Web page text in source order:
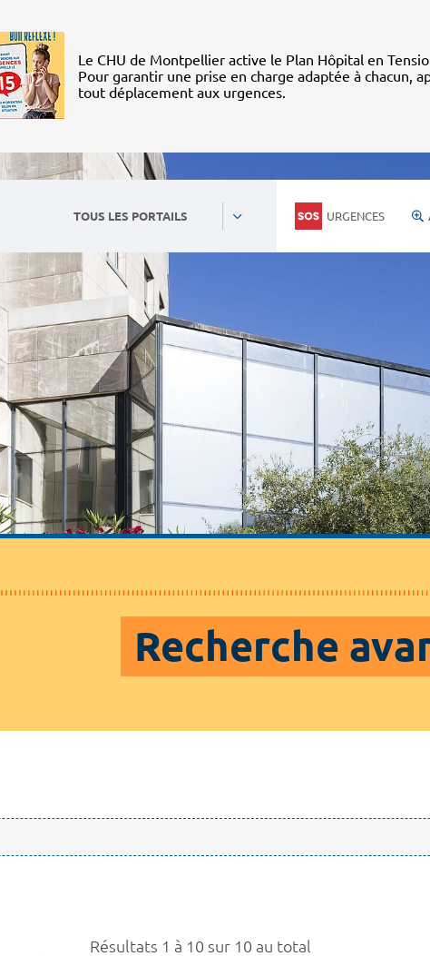
Le CHU de Montpellier active le Plan Hôpital en
Pour garantir une prise en charge adaptée à chacun,
tout déplacement aux urgences.
TOUS LES PORTAILS URGENCES
Recherche
Résultats 1 à 10 sur 10 au total